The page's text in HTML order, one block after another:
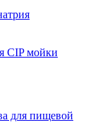
CIP мойки
для пищевой